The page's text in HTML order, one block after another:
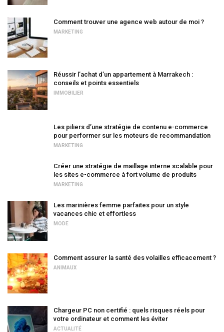
Comment trouver une agence web autour de moi ?
MARKETING
Réussir l’achat d’un appartement à Marrakech :
conseils et points essentiels
IMMOBILIER
Les piliers d’une stratégie de contenu e-commerce
pour performer sur les moteurs de recommandation
MARKETING
Créer une stratégie de maillage interne scalable pour
les sites e-commerce à fort volume de produits
MARKETING
Les marinières femme parfaites pour un style
vacances chic et effortless
MODE
Comment assurer la santé des volailles efficacement ?
ANIMAUX
Chargeur PC non certifié : quels risques réels pour
votre ordinateur et comment les éviter
ACTUALITÉ